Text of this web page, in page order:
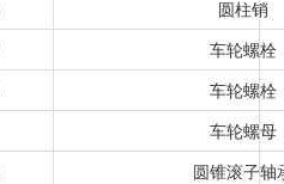
圆柱销
车轮螺栓
车轮螺栓
车轮螺母
圆锥滚子轴